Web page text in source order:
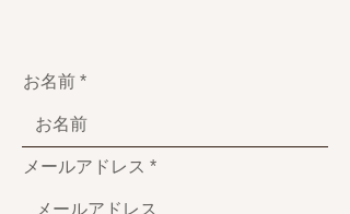
お名前
メールアドレス